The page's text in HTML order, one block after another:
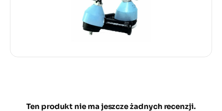
Ten produkt nie ma jeszcze żadnych recenzji.